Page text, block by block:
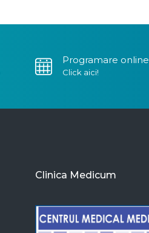
Programare online
Click aici!
Clinica Medicum